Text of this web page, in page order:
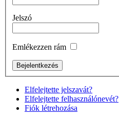
Jelszó
Emlékezzen rám
Elfelejtette jelszavát?
Elfelejtette felhasználónevét?
Fiók létrehozása
Bitek műanyag
dobozban PH2
(30db/doboz)
Bitkészlet, 17-részes